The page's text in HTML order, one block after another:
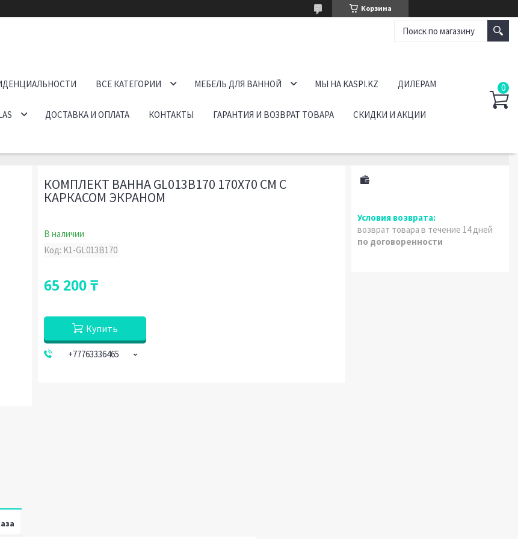
Корзина
ВСЕ КАТЕГОРИИ МЕБЕЛЬ ДЛЯ ВАННОЙ МЫ НА KASPI.KZ ДИЛЕРАМ
ДОСТАВКА И ОПЛАТА КОНТАКТЫ ГАРАНТИЯ И ВОЗВРАТ ТОВАРА СКИДКИ И АКЦИИ
КОМПЛЕКТ ВАННА GL013B170 170Х70 СМ С
КАРКАСОМ ЭКРАНОМ
В наличии
Код: K1-GL013B170
65 200 ₸
Купить
+77763336465
возврат товара в течение 14 дней
по договоренности